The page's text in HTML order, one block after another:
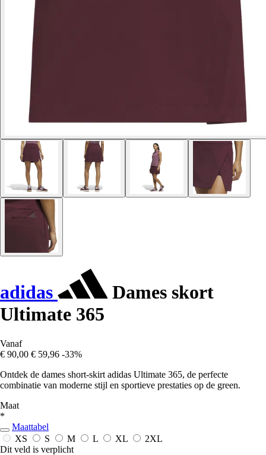
adidas
Dames skort
Ultimate 365
Vanaf
€ 90,00 € 59,96 -33%
Ontdek de dames short-skirt adidas Ultimate 365, de perfecte
combinatie van moderne stijl en sportieve prestaties op de green.
Maat
*
Maattabel
XS
S M L XL
2XL
Dit veld is verplicht